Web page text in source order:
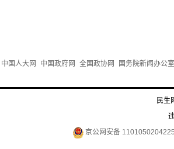
中国人大网 中国政府网 全国政协网 国务院新闻办公室
民
京公网安备